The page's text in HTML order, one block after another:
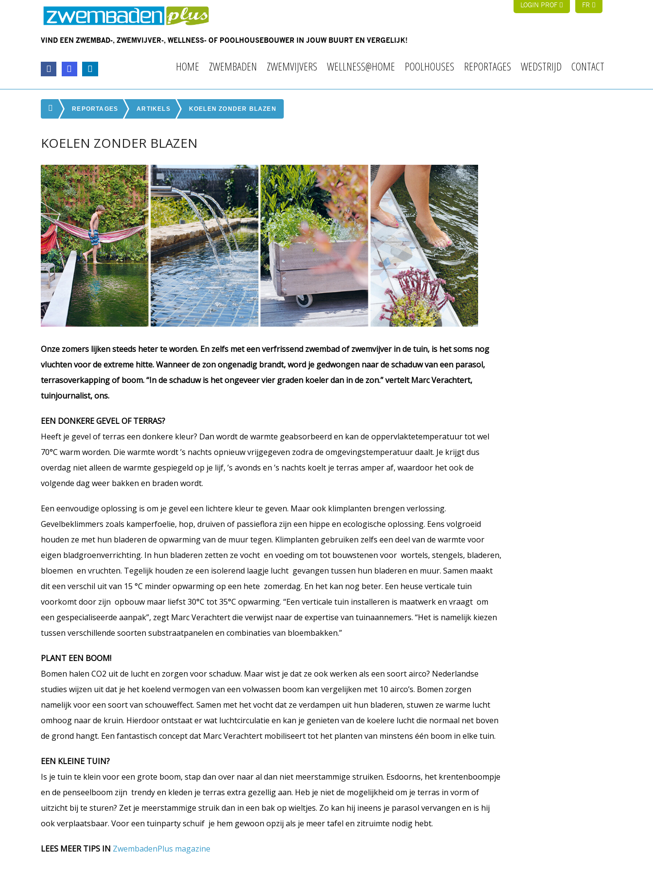
LOGIN PROF FR
VIND EEN ZWEMBAD-, ZWEMVIJVER-, WELLNESS- OF POOLHOUSEBOUWER IN JOUW BUURT EN VERGELIJK!
HOME ZWEMBADEN ZWEMVIJVERS WELLNESS@HOME POOLHOUSES REPORTAGES WEDSTRIJD CONTACT
REPORTAGES ARTIKELS KOELEN ZONDER BLAZEN
KOELEN ZONDER BLAZEN
Onze zomers lijken steeds heter te worden. En zelfs met een verfrissend zwembad of zwemvijver in de tuin, is het soms nog
vluchten voor de extreme hitte. Wanneer de zon ongenadig brandt, word je gedwongen naar de schaduw van een parasol,
terrasoverkapping of boom. “In de schaduw is het ongeveer vier graden koeler dan in de zon.” vertelt Marc Verachtert,
tuinjournalist, ons.
EEN DONKERE GEVEL OF TERRAS?
Heeft je gevel of terras een donkere kleur? Dan wordt de warmte geabsorbeerd en kan de oppervlaktetemperatuur tot wel
70°C warm worden. Die warmte wordt ’s nachts opnieuw vrijgegeven zodra de omgevingstemperatuur daalt. Je krijgt dus
overdag niet alleen de warmte gespiegeld op je lijf, ’s avonds en ’s nachts koelt je terras amper af, waardoor het ook de
volgende dag weer bakken en braden wordt.
Een eenvoudige oplossing is om je gevel een lichtere kleur te geven. Maar ook klimplanten brengen verlossing.
Gevelbeklimmers zoals kamperfoelie, hop, druiven of passieflora zijn een hippe en ecologische oplossing. Eens volgroeid
houden ze met hun bladeren de opwarming van de muur tegen. Klimplanten gebruiken zelfs een deel van de warmte voor
eigen bladgroenverrichting. In hun bladeren zetten ze vocht en voeding om tot bouwstenen voor wortels, stengels, bladeren,
bloemen en vruchten. Tegelijk houden ze een isolerend laagje lucht gevangen tussen hun bladeren en muur. Samen maakt
dit een verschil uit van 15 °C minder opwarming op een hete zomerdag. En het kan nog beter. Een heuse verticale tuin
voorkomt door zijn opbouw maar liefst 30°C tot 35°C opwarming. “Een verticale tuin installeren is maatwerk en vraagt om
een gespecialiseerde aanpak”, zegt Marc Verachtert die verwijst naar de expertise van tuinaannemers. “Het is namelijk kiezen
tussen verschillende soorten substraatpanelen en combinaties van bloembakken.”
PLANT EEN BOOM!
Bomen halen CO2 uit de lucht en zorgen voor schaduw. Maar wist je dat ze ook werken als een soort airco? Nederlandse
studies wijzen uit dat je het koelend vermogen van een volwassen boom kan vergelijken met 10 airco’s. Bomen zorgen
namelijk voor een soort van schouweffect. Samen met het vocht dat ze verdampen uit hun bladeren, stuwen ze warme lucht
omhoog naar de kruin. Hierdoor ontstaat er wat luchtcirculatie en kan je genieten van de koelere lucht die normaal net boven
de grond hangt. Een fantastisch concept dat Marc Verachtert mobiliseert tot het planten van minstens één boom in elke tuin.
EEN KLEINE TUIN?
Is je tuin te klein voor een grote boom, stap dan over naar al dan niet meerstammige struiken. Esdoorns, het krentenboompje
en de penseelboom zijn trendy en kleden je terras extra gezellig aan. Heb je niet de mogelijkheid om je terras in vorm of
uitzicht bij te sturen? Zet je meerstammige struik dan in een bak op wieltjes. Zo kan hij ineens je parasol vervangen en is hij
ook verplaatsbaar. Voor een tuinparty schuif je hem gewoon opzij als je meer tafel en zitruimte nodig hebt.
LEES MEER TIPS IN ZwembadenPlus magazine